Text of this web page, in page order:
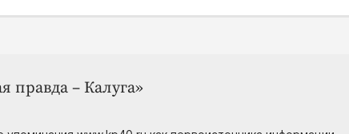
правда – Калуга»